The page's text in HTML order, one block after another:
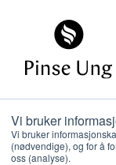
Vi bruker
Vi bruker
(nødvendige), og for å
oss (analyse).